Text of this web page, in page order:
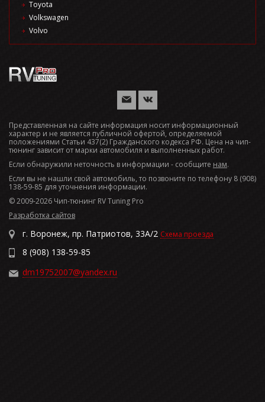
Toyota
Volkswagen
Volvo
Представленная на сайте информация носит информационный
характер и не является публичной офертой, определяемой
положениями Статьи 437(2) Гражданского кодекса РФ. Цена на чип-
тюнинг зависит от марки автомобиля и выполненных работ.
Если обнаружили неточность в информации - сообщите нам.
Если вы не нашли свой автомобиль, то позвоните по телефону 8 (908)
138-59-85 для уточнения информации.
© 2009-2026 Чип-тюнинг RV Tuning Pro
Разработка сайтов
г. Воронеж, пр. Патриотов, 33А/2 Схема проезда
8 (908) 138-59-85
dm19752007@yandex.ru